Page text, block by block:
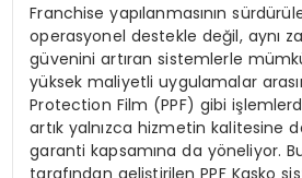
Franchise yapılanmasının
operasyonel destekle değil, aynı
güvenini artıran sistemlerle
yüksek maliyetli uygulamalar
Protection Film (PPF) gibi
artık yalnızca hizmetin kalitesine
garanti kapsamına da yöneliyor.
tarafından geliştirilen PPF Kasko